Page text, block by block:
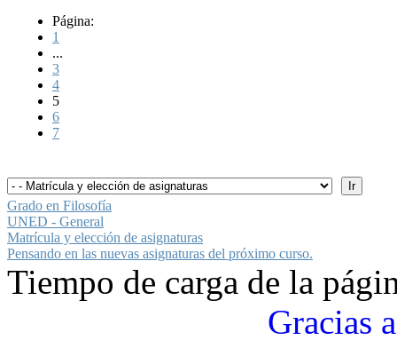
Página:
1
...
3
4
5
6
7
Grado en Filosofía
UNED - General
Matrícula y elección de asignaturas
Pensando en las nuevas asignaturas del próximo curso.
Tiempo de carga de la
Gracias a